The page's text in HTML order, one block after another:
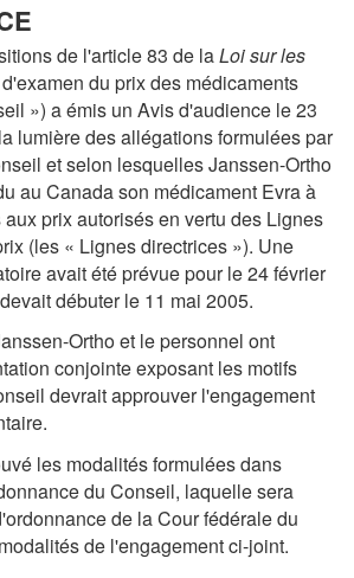
de l'article 83 de laLoi sur les
du prix des médicaments
») a émis un Avis d'audience le 23
lumière des allégations formulées par
et selon lesquelles Janssen-Ortho
au Canada son médicament Evra à
prix autorisés en vertu des Lignes
(les « Lignes directrices »). Une
avait été prévue pour le 24 février
débuter le 11 mai 2005.
Ortho et le personnel ont
conjointe exposant les motifs
devrait approuver l'engagement
les modalités formulées dans
du Conseil, laquelle sera
de la Cour fédérale du
de l'engagement ci-joint.